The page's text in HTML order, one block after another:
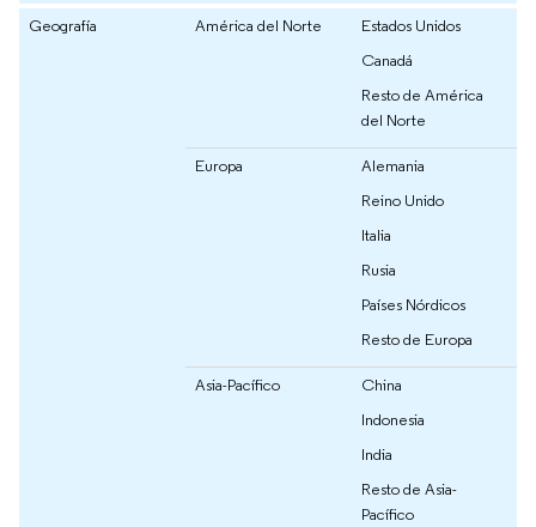
Geografía América del Norte
Estados Unidos
Canadá
Resto de América
del Norte
Europa
Alemania
Reino Unido
Italia
Rusia
Países Nórdicos
Resto de Europa
Asia-Pacífico
China
Indonesia
India
Resto de Asia-
Pacífico